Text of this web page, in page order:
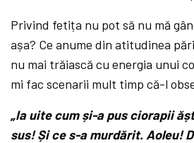
Privind fetița nu pot să nu mă
așa? Ce anume din atitudinea
nu mai trăiască cu energia unui
mi fac scenarii mult timp că-l
„Ia uite cum și-a pus ciorapii
sus! Și ce s-a murdărit. Aoleu!